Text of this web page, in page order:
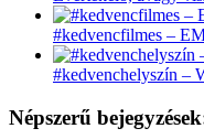
#kedvencfilmes –
#kedvenchelyszín –
Népszerű